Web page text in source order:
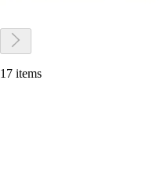
17 items